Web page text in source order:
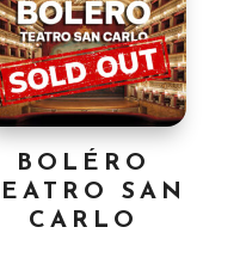
BOLÉRO
SAN
CARLO